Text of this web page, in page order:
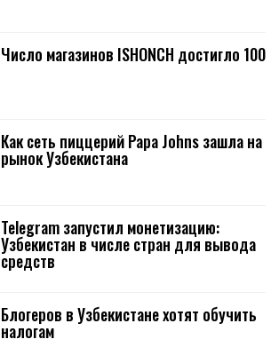
Число магазинов ISHONCH достигло 100
Как сеть пиццерий Papa Johns зашла на
рынок Узбекистана
Telegram запустил монетизацию:
Узбекистан в числе стран для вывода
средств
Блогеров в Узбекистане хотят обучить
налогам